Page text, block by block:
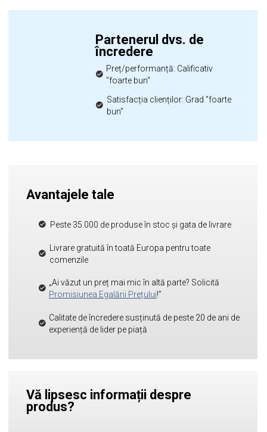
Partenerul dvs. de
încredere
Preț/performanță: Calificativ
"foarte bun"
Satisfacția clienților: Grad "foarte
bun"
Avantajele tale
Peste 35.000 de produse în stoc și gata de livrare
Livrare gratuită în toată Europa pentru toate
comenzile
„Ai văzut un preț mai mic în altă parte? Solicită
Promisiunea Egalării Prețului!”
Calitate de încredere susținută de peste 20 de ani de
experiență de lider pe piață
Vă lipsesc informații despre
produs?